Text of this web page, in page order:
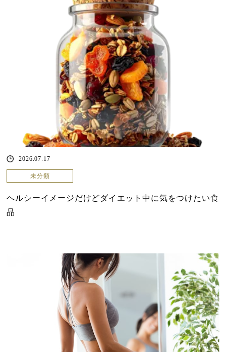
2026.07.17
未分類
ヘルシーイメージだけどダイエット中に気をつけたい食
品